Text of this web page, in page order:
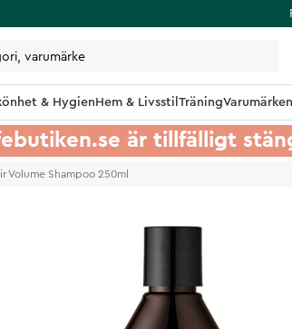
& HygienHem & Livsstil TräningVarumärken
är tillfälligt
Volume Shampoo 250ml